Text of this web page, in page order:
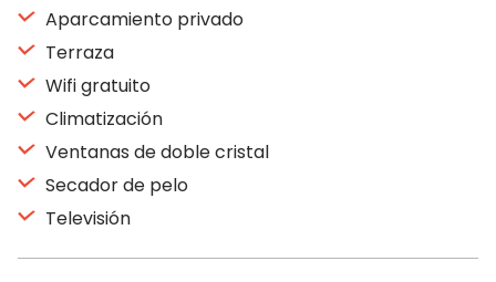
Aparcamiento privado
Terraza
Wifi gratuito
Climatización
Ventanas de doble cristal
Secador de pelo
Televisión